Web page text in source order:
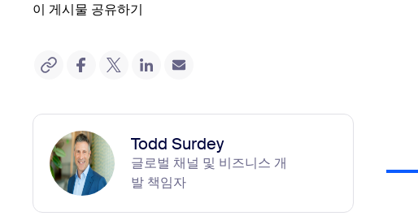
이 게시물 공유하기
Todd Surdey
글로벌 채널 및 비즈니스 개
발 책임자